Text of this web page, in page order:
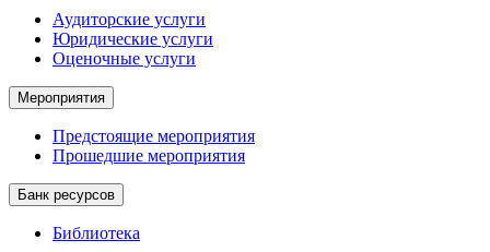
Аудиторские услуги
Юридические услуги
Оценочные услуги
Мероприятия
Предстоящие мероприятия
Прошедшие мероприятия
Банк ресурсов
Библиотека